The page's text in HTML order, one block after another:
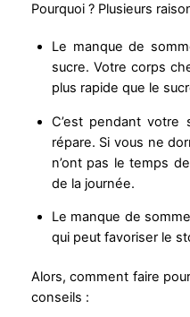
Pourquoi ? Plusieurs
Le manque de
sucre. Votre corps
plus rapide que le
C’est pendant votre
répare. Si vous ne
n’ont pas le temps
de la journée.
Le manque de
qui peut favoriser le
Alors, comment faire
conseils :